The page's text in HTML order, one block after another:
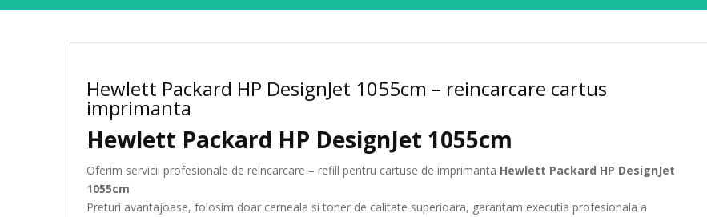
Hewlett Packard HP DesignJet 1055cm – reincarcare cartus
imprimanta
Hewlett Packard HP DesignJet 1055cm
Oferim servicii profesionale de reincarcare – refill pentru cartuse de imprimanta Hewlett Packard HP DesignJet
1055cm
Preturi avantajoase, folosim doar cerneala si toner de calitate superioara, garantam executia profesionala a